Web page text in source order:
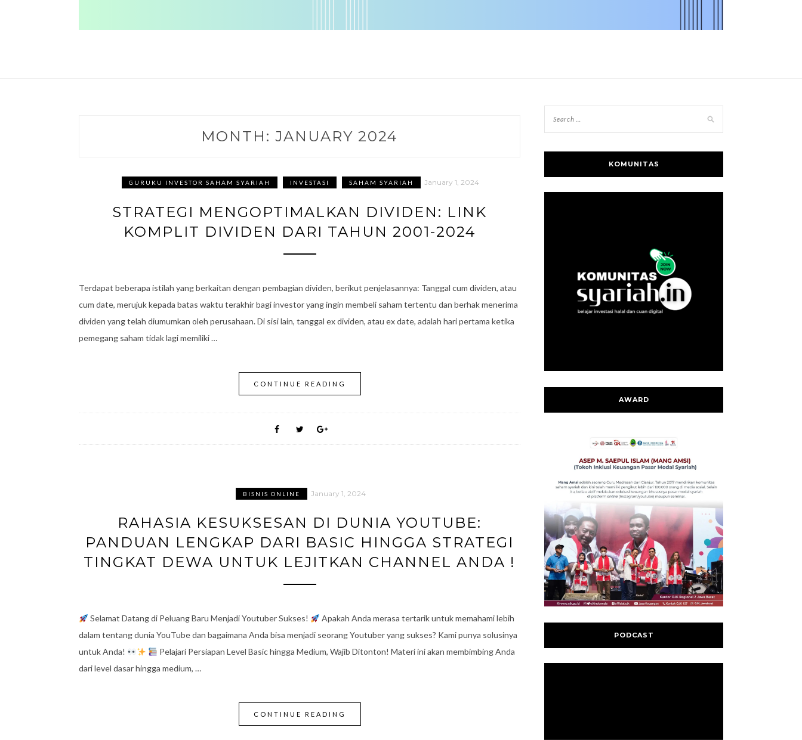
MONTH: JANUARY 2024
GURUKU INVESTOR SAHAM SYARIAH INVESTASI SAHAM SYARIAH January 1, 2024
STRATEGI MENGOPTIMALKAN DIVIDEN: LINK
KOMPLIT DIVIDEN DARI TAHUN 2001-2024
Terdapat beberapa istilah yang berkaitan dengan pembagian dividen, berikut penjelasannya: Tanggal cum dividen, atau
cum date, merujuk kepada batas waktu terakhir bagi investor yang ingin membeli saham tertentu dan berhak menerima
dividen yang telah diumumkan oleh perusahaan. Di sisi lain, tanggal ex dividen, atau ex date, adalah hari pertama ketika
pemegang saham tidak lagi memiliki …
CONTINUE READING
BISNIS ONLINE January 1, 2024
RAHASIA KESUKSESAN DI DUNIA YOUTUBE:
PANDUAN LENGKAP DARI BASIC HINGGA STRATEGI
TINGKAT DEWA UNTUK LEJITKAN CHANNEL ANDA !
Selamat Datang di Peluang Baru Menjadi Youtuber Sukses!
Apakah Anda merasa tertarik untuk memahami lebih
dalam tentang dunia YouTube dan bagaimana Anda bisa menjadi seorang Youtuber yang sukses? Kami punya solusinya
untuk Anda!
Pelajari Persiapan Level Basic hingga Medium, Wajib Ditonton! Materi ini akan membimbing Anda
dari level dasar hingga medium, …
CONTINUE READING
KOMUNITAS
AWARD
PODCAST